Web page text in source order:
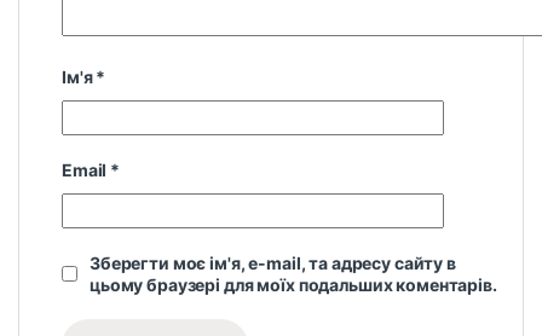
Ім'я*
Email *
Зберегти моє ім'я, e-mail, та адресу сайту в
цьому браузері для моїх подальших коментарів.